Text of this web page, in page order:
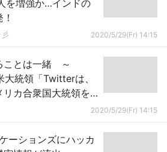
を増強か…インドの
2020/5/29(Fr) 14:15
ことは一緒 ～
大統領「Twitterは、
カ合衆国大統領を
2020/5/29(Fr) 14:15
ーションズにハッカ